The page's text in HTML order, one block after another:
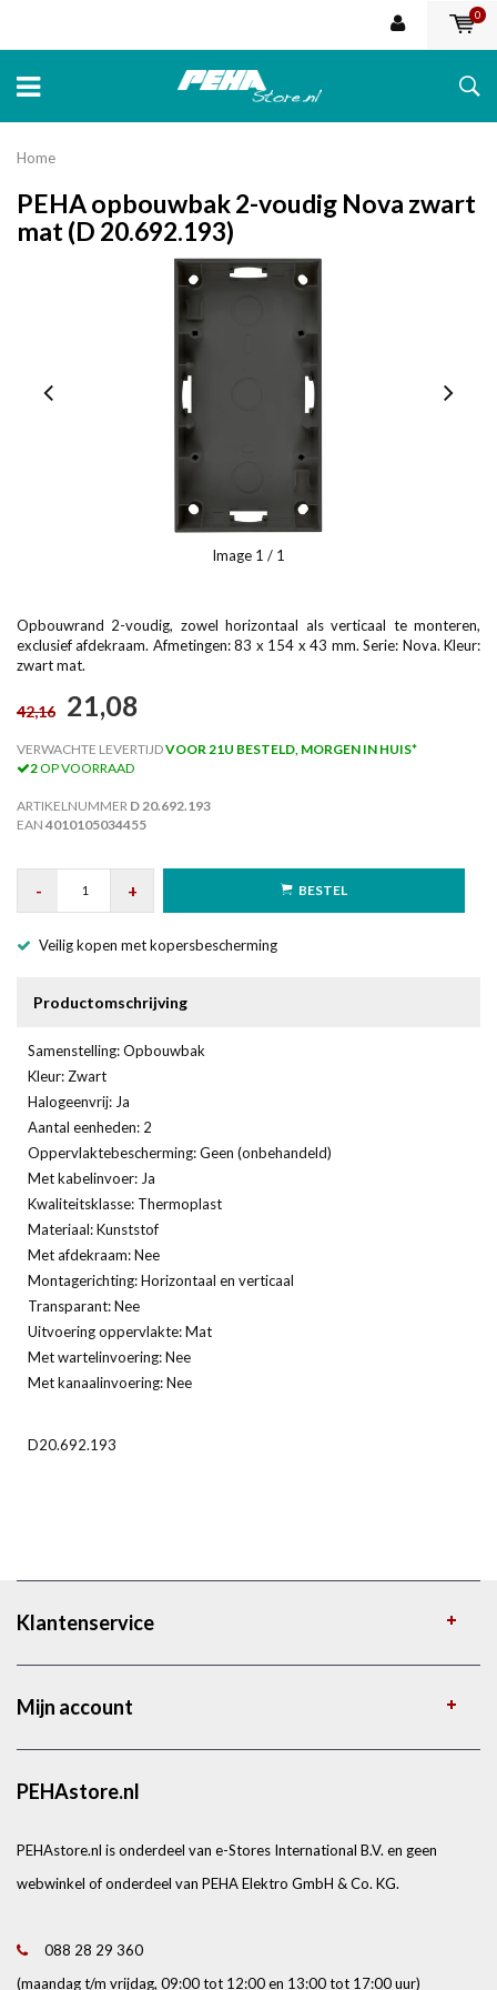
0
Home
PEHA opbouwbak 2-voudig Nova zwart
mat (D 20.692.193)
Image 1 / 1
Opbouwrand 2-voudig, zowel horizontaal als verticaal te monteren,
exclusief afdekraam. Afmetingen: 83 x 154 x 43 mm. Serie: Nova. Kleur:
zwart mat.
42,16 21,08
VERWACHTE LEVERTIJDVOOR 21U BESTELD, MORGEN IN HUIS*
2OP VOORRAAD
ARTIKELNUMMER D 20.692.193
EAN 4010105034455
- + BESTEL
Veilig kopen met kopersbescherming
Productomschrijving
Samenstelling: Opbouwbak
Kleur: Zwart
Halogeenvrij: Ja
Aantal eenheden: 2
Oppervlaktebescherming: Geen (onbehandeld)
Met kabelinvoer: Ja
Kwaliteitsklasse: Thermoplast
Materiaal: Kunststof
Met afdekraam: Nee
Montagerichting: Horizontaal en verticaal
Transparant: Nee
Uitvoering oppervlakte: Mat
Met wartelinvoering: Nee
Met kanaalinvoering: Nee
D20.692.193
Klantenservice
Mijn account
PEHAstore.nl
PEHAstore.nl is onderdeel van e-Stores International B.V. en geen
webwinkel of onderdeel van PEHA Elektro GmbH & Co. KG.
088 28 29 360
(maandag t/m vrijdag, 09:00 tot 12:00 en 13:00 tot 17:00 uur)